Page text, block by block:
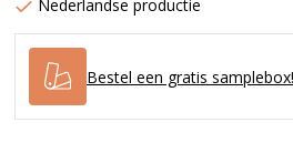
Nederlandse productie
Bestel een gratis samplebox!